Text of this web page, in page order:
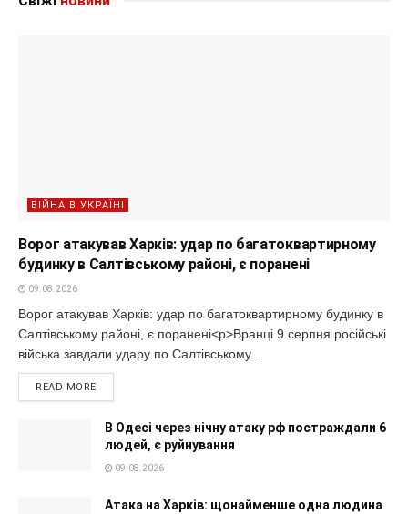
ВІЙНА В УКРАЇНІ
Ворог атакував Харків: удар по багатоквартирному
будинку в Салтівському районі, є поранені
09.08.2026
Ворог атакував Харків: удар по багатоквартирному будинку в
Салтівському районі, є поранені<p>Вранці 9 серпня російські
війська завдали удару по Салтівському...
READ MORE
В Одесі через нічну атаку рф постраждали 6
людей, є руйнування
09.08.2026
Атака на Харків: щонайменше одна людина